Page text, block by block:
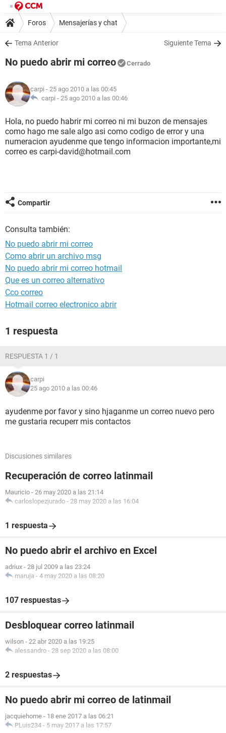
Foros Mensajerías y chat
Tema Anterior Siguiente Tema
No puedo abrir mi correo Cerrado
carpi - 25 ago 2010 a las 00:45
carpi - 25 ago 2010 a las 00:46
Hola, no puedo habrir mi correo ni mi buzon de mensajes
como hago me sale algo asi como codigo de error y una
numeracion ayudenme que tengo informacion importante,mi
correo es carpi-david@hotmail.com
Compartir
Consulta también:
No puedo abrir mi correo
Como abrir un archivo msg
No puedo abrir mi correo hotmail
Que es un correo alternativo
Cco correo
Hotmail correo electronico abrir
1 respuesta
RESPUESTA 1 / 1
carpi
25 ago 2010 a las 00:46
ayudenme por favor y sino hjaganme un correo nuevo pero
me gustaria recuperr mis contactos
Discusiones similares
Recuperación de correo latinmail
Mauricio - 26 may 2020 a las 21:14
carloslopezjurado - 28 may 2020 a las 16:04
1 respuesta
No puedo abrir el archivo en Excel
adriux - 28 jul 2009 a las 23:24
maruja - 4 may 2020 a las 08:20
107 respuestas
Desbloquear correo latinmail
wilson - 22 abr 2020 a las 19:25
alessandro - 28 sep 2020 a las 08:00
2 respuestas
No puedo abrir mi correo de latinmail
jacquiehome - 18 ene 2017 a las 06:21
PLuis234 - 5 may 2017 a las 17:57